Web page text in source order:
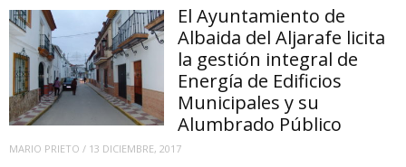
El Ayuntamiento de
Albaida del Aljarafe licita
la gestión integral de
Energía de Edificios
Municipales y su
Alumbrado Público
MARIO PRIETO / 13 DICIEMBRE, 2017